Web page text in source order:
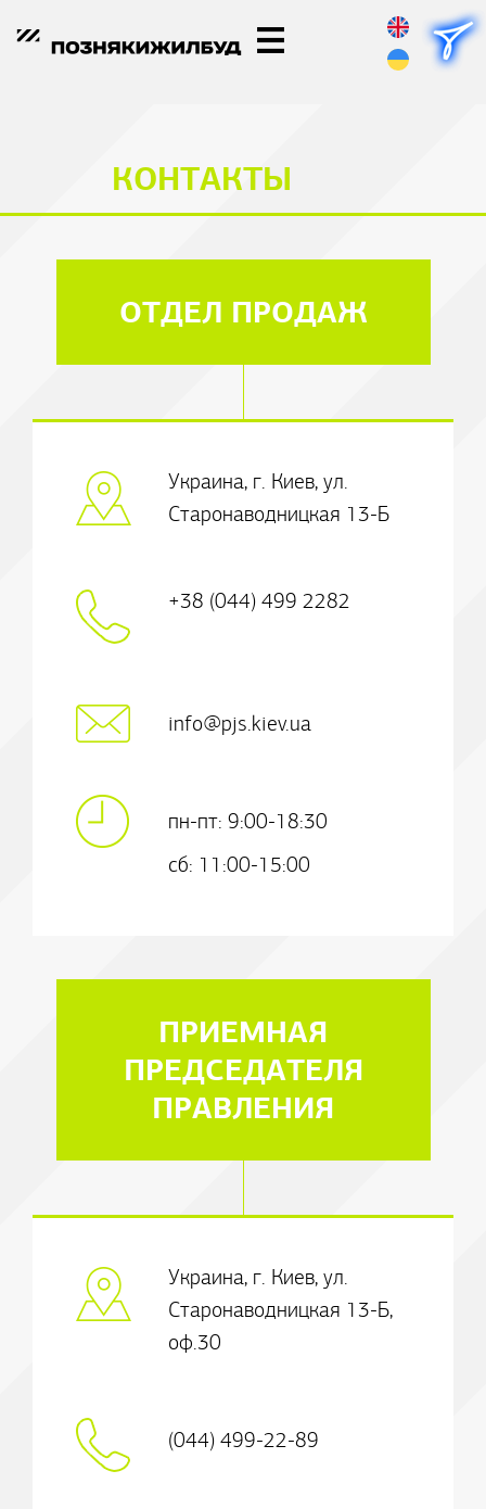
КОНТАКТЫ
ОТДЕЛ ПРОДАЖ
Украина, г. Киев, ул.
Старонаводницкая 13-Б
+38 (044) 499 2282
info@pjs.kiev.ua
пн-пт: 9:00-18:30
сб: 11:00-15:00
ПРИЕМНАЯ
ПРЕДСЕДАТЕЛЯ
ПРАВЛЕНИЯ
Украина, г. Киев, ул.
Старонаводницкая 13-Б,
оф.30
(044) 499-22-89